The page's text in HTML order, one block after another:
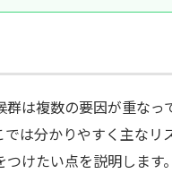
群は複数の要因が重なっ
では分かりやすく主なリ
つけたい点を説明します